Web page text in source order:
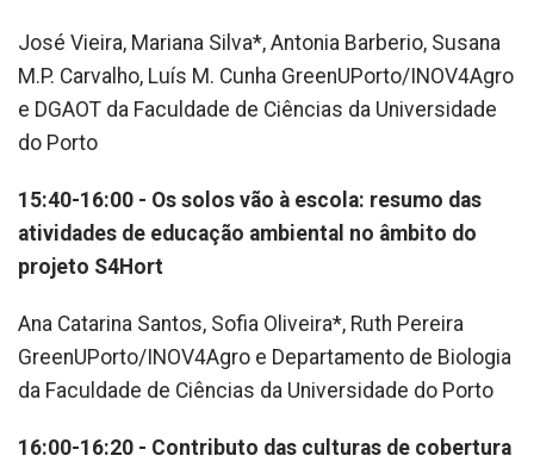
José Vieira, Mariana Silva*, Antonia Barberio, Susana
M.P. Carvalho, Luís M. Cunha GreenUPorto/INOV4Agro
e DGAOT da Faculdade de Ciências da Universidade
do Porto
15:40-16:00 - Os solos vão à escola: resumo das
atividades de educação ambiental no âmbito do
projeto S4Hort
Ana Catarina Santos, Sofia Oliveira*, Ruth Pereira
GreenUPorto/INOV4Agro e Departamento de Biologia
da Faculdade de Ciências da Universidade do Porto
16:00-16:20 - Contributo das culturas de cobertura